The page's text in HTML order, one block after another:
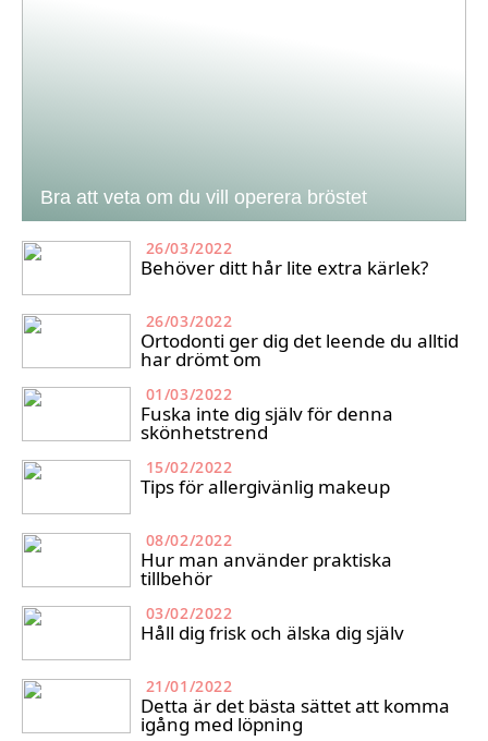
Bra att veta om du vill operera bröstet
26/03/2022
Behöver ditt hår lite extra kärlek?
26/03/2022
Ortodonti ger dig det leende du alltid
har drömt om
01/03/2022
Fuska inte dig själv för denna
skönhetstrend
15/02/2022
Tips för allergivänlig makeup
08/02/2022
Hur man använder praktiska
tillbehör
03/02/2022
Håll dig frisk och älska dig själv
21/01/2022
Detta är det bästa sättet att komma
igång med löpning